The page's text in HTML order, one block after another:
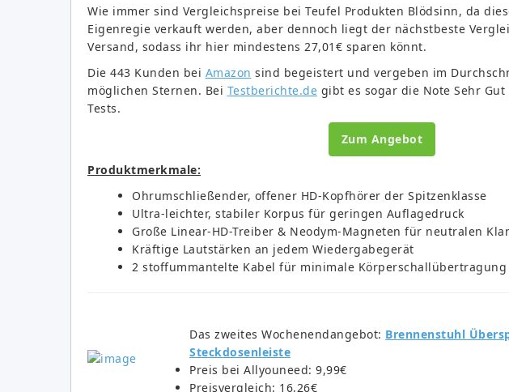
Wie immer sind Vergleichspreise bei Teufel Produkten Blödsinn, da
Eigenregie verkauft werden, aber dennoch liegt der nächstbeste
Versand, sodass ihr hier mindestens 27,01€ sparen könnt.
Die 443 Kunden bei Amazon sind begeistert und vergeben im
möglichen Sternen. Bei Testberichte.de gibt es sogar die Note Sehr
Tests.
Zum Angebot
Produktmerkmale:
Ohrumschließender, offener HD-Kopfhörer der Spitzenklasse
Ultra-leichter, stabiler Korpus für geringen Auflagedruck
Große Linear-HD-Treiber & Neodym-Magneten für neutralen
Kräftige Lautstärken an jedem Wiedergabegerät
2 stoffummantelte Kabel für minimale Körperschallübertragung
Das zweites Wochenendangebot: Brennenstuhl
Steckdosenleiste
Preis bei Allyouneed: 9,99€
Preisvergleich: 16,26€